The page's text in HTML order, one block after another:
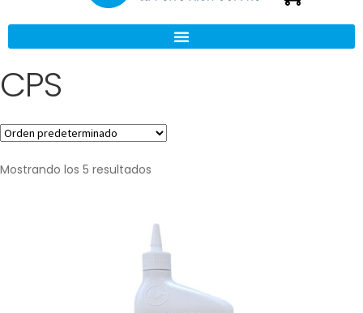
CPS
Mostrando los 5 resultados